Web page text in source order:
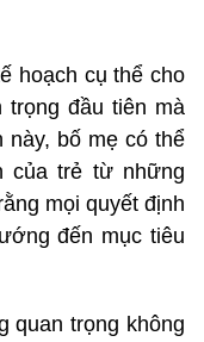
hoạch cụ thể cho
đầu tiên mà
này, bố mẹ có thể
của trẻ từ những
mọi quyết định
đến mục tiêu
quan trọng không